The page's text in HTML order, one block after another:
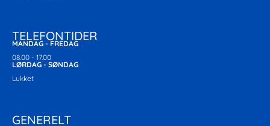
TELEFONTIDER
MANDAG - FREDAG
08.00 - 17.00
LØRDAG - SØNDAG
Lukket
GENERELT